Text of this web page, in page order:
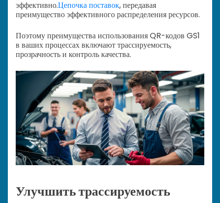
эффективно.Цепочка поставок, передавая
преимущество эффективного распределения ресурсов.
Поэтому преимущества использования QR-кодов GS1
в ваших процессах включают трассируемость,
прозрачность и контроль качества.
Улучшить трассируемость